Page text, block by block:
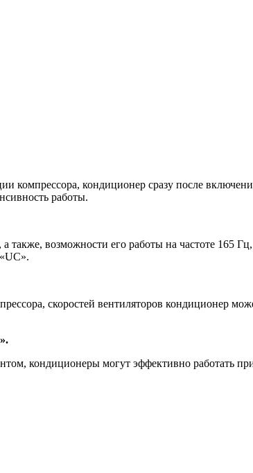
компрессора, кондиционер сразу после
работы.
а также, возможности его работы на частоте 165
скоростей вентиляторов кондиционер
кондиционеры могут эффективно работать